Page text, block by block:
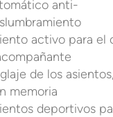
anti-
activo para el
de los
memoria
deportivos